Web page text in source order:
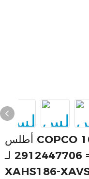
أطلس COPCO 1000 ساعة مجموعة
2912450306 = 2912447706 لـ
XAHS186-